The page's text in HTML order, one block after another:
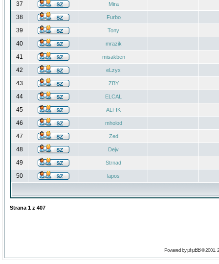
37 Mira
38 Furbo
39 Tony
40 mrazik
41 misakben
42 eLzyx
43 ZBY
44 ELCAL
45 ALFIK
46 mholod
47 Zed
48 Dejv
49 Strnad
50 lapos
Strana 1 z 407
Powered byphpBB© 2001,